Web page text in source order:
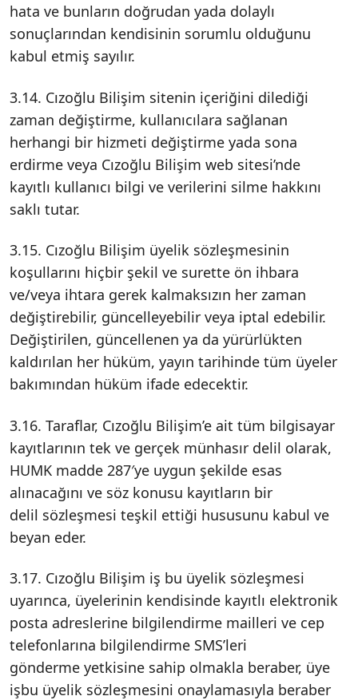
hata ve bunların doğrudan yada dolaylı
sonuçlarından kendisinin sorumlu olduğunu
kabul etmiş sayılır.
3.14. Cızoğlu Bilişim sitenin içeriğini dilediği
zaman değiştirme, kullanıcılara sağlanan
herhangi bir hizmeti değiştirme yada sona
erdirme veya Cızoğlu Bilişim web sitesi’nde
kayıtlı kullanıcı bilgi ve verilerini silme hakkını
saklı tutar.
3.15. Cızoğlu Bilişim üyelik sözleşmesinin
koşullarını hiçbir şekil ve surette ön ihbara
ve/veya ihtara gerek kalmaksızın her zaman
değiştirebilir, güncelleyebilir veya iptal edebilir.
Değiştirilen, güncellenen ya da yürürlükten
kaldırılan her hüküm, yayın tarihinde tüm üyeler
bakımından hüküm ifade edecektir.
3.16. Taraflar, Cızoğlu Bilişim’e ait tüm bilgisayar
kayıtlarının tek ve gerçek münhasır delil olarak,
HUMK madde 287′ye uygun şekilde esas
alınacağını ve söz konusu kayıtların bir
delil sözleşmesi teşkil ettiği hususunu kabul ve
beyan eder.
3.17. Cızoğlu Bilişim iş bu üyelik sözleşmesi
uyarınca, üyelerinin kendisinde kayıtlı elektronik
posta adreslerine bilgilendirme mailleri ve cep
telefonlarına bilgilendirme SMS’leri
gönderme yetkisine sahip olmakla beraber, üye
işbu üyelik sözleşmesini onaylamasıyla beraber